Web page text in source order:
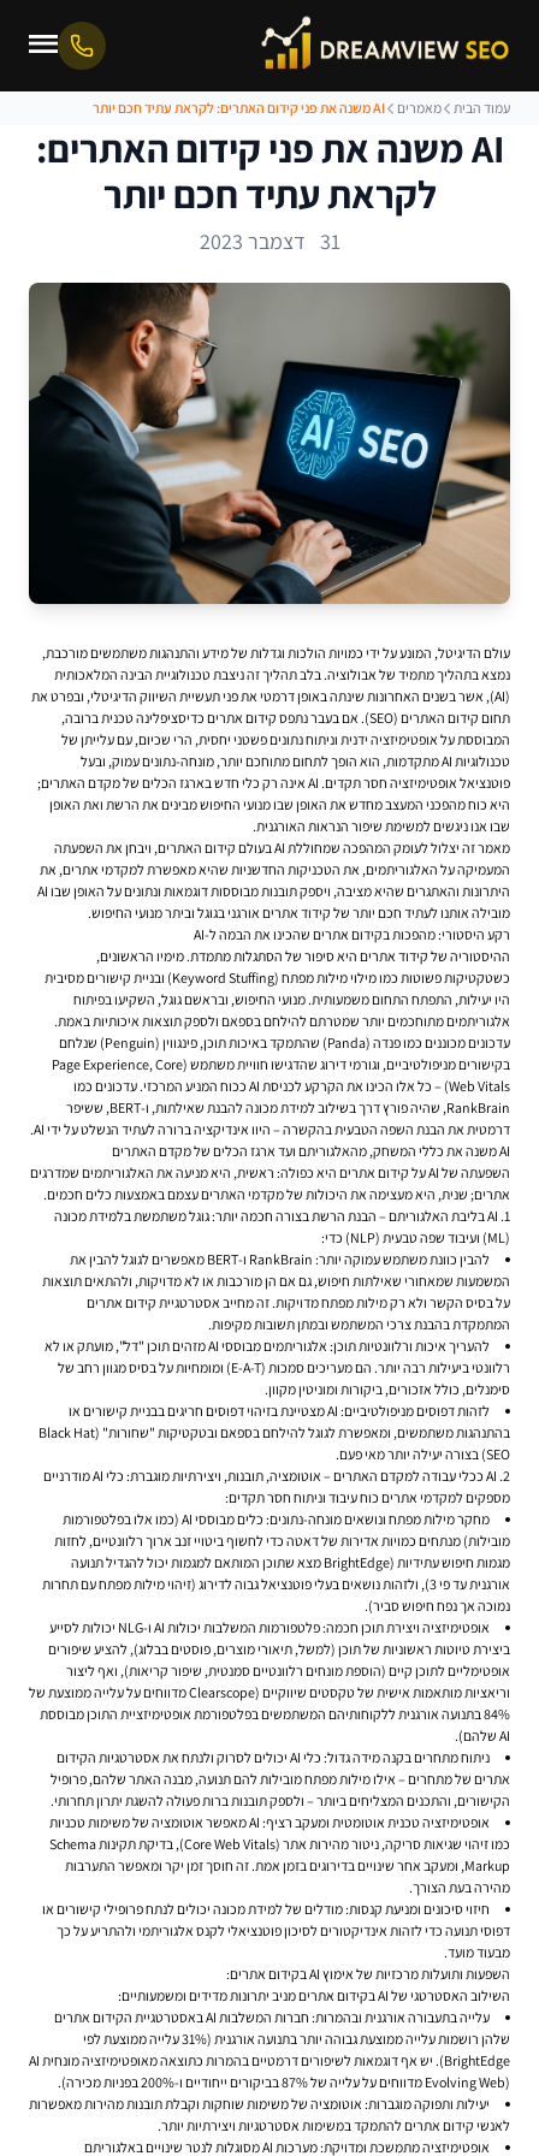
עמוד הבית מאמרים AI משנה את פני קידום האתרים: לקראת עתיד חכם יותר
AI משנה את פני קידום האתרים:
לקראת עתיד חכם יותר
31 דצמבר 2023
עולם הדיגיטל, המונע על ידי כמויות הולכות וגדלות של מידע והתנהגות משתמשים מורכבת,
נמצא בתהליך מתמיד של אבולוציה. בלב תהליך זה ניצבת טכנולוגיית הבינה המלאכותית
(AI)
, אשר בשנים האחרונות שינתה באופן דרמטי את פני תעשיית השיווק הדיגיטלי, ובפרט את
תחום קידום האתרים (SEO) . אם בעבר נתפס קידום אתרים כדיסציפלינה טכנית ברובה,
המבוססת על אופטימיזציה ידנית וניתוח נתונים פשטני יחסית, הרי שכיום, עם עלייתן של
טכנולוגיות AI מתקדמות, הוא הופך לתחום מתוחכם יותר, מונחה-נתונים עמוק, ובעל
פוטנציאל אופטימיזציה חסר תקדים. AI אינה רק כלי חדש בארגז הכלים של מקדם האתרים;
היא כוח מהפכני המעצב מחדש את האופן שבו מנועי החיפוש מבינים את הרשת ואת האופן
שבו אנו ניגשים למשימת שיפור הנראות האורגנית.
מאמר זה יצלול לעומק המהפכה שמחוללת AI בעולם
קידום האתרים, ויבחן את השפעתה
המעמיקה על האלגוריתמים, את הטכניקות החדשניות שהיא מאפשרת למקדמי אתרים, את
היתרונות והאתגרים שהיא מציבה, ויספק תובנות מבוססות דוגמאות ונתונים על האופן שבו AI
מובילה אותנו לעתיד חכם יותר של קידוד אתרים אורגני בגוגל וביתר מנועי החיפוש.
רקע היסטורי: מהפכות בקידום אתרים שהכינו את הבמה ל-AI
ההיסטוריה של קידוד אתרים היא סיפור של הסתגלות מתמדת. מימיו הראשונים,
כשטקטיקות פשוטות כמו מילוי מילות מפתח (Keyword Stuffing) ובניית קישורים מסיבית
היו יעילות, התפתח התחום משמעותית. מנועי החיפוש, ובראשם גוגל, השקיעו בפיתוח
אלגוריתמים מתוחכמים יותר שמטרתם להילחם בספאם ולספק תוצאות איכותיות באמת.
עדכונים מכוננים כמו פנדה (Panda) שהתמקד באיכות תוכן, פינגווין (Penguin) שנלחם
בקישורים מניפולטיביים, וגורמי דירוג שהדגישו חוויית משתמש (Page Experience,Core
Web Vitals
) – כל אלו הכינו את הקרקע לכניסת AI ככוח המניע המרכזי. עדכונים כמו
RankBrain, שהיה פורץ דרך בשילוב למידת מכונה להבנת שאילתות, ו-BERT, ששיפר
דרמטית את הבנת השפה הטבעית בהקשרה – היוו אינדיקציה ברורה לעתיד הנשלט על ידי AI.
AI משנה את כללי המשחק, מהאלגוריתם ועד ארגז הכלים של מקדם האתרים
השפעתה של AI על
קידום אתרים היא כפולה: ראשית, היא מניעה את האלגוריתמים שמדרגים
אתרים; שנית, היא מעצימה את היכולות של מקדמי האתרים עצמם באמצעות כלים חכמים.
1. AI בליבת האלגוריתם – הבנת הרשת בצורה חכמה יותר:
גוגל משתמשת בלמידת מכונה
(ML) ועיבוד שפה טבעית (NLP) כדי:
להבין כוונת משתמש עמוקה יותר:
RankBrain ו-BERT מאפשרים לגוגל להבין את
המשמעות שמאחורי שאילתות חיפוש, גם אם הן מורכבות או לא מדויקות, ולהתאים תוצאות
על בסיס הקשר ולא רק מילות מפתח מדויקות. זה מחייב אסטרטגיית קידום אתרים
המתמקדת בהבנת צרכי המשתמש ובמתן תשובות מקיפות.
להעריך איכות ורלוונטיות תוכן:
אלגוריתמים מבוססי AI מזהים תוכן "דל", מועתק או לא
רלוונטי ביעילות רבה יותר. הם מעריכים סמכות (E-A-T) ומומחיות על בסיס מגוון רחב של
סימנלים, כולל אזכורים, ביקורות ומוניטין מקוון.
לזהות דפוסים מניפולטיביים:
AI מצטיינת בזיהוי דפוסים חריגים בבניית קישורים או
בהתנהגות משתמשים, ומאפשרת לגוגל להילחם בספאם ובטקטיקות "שחורות" (Black Hat
SEO) בצורה יעילה יותר מאי פעם.
2. AI ככלי עבודה למקדם האתרים – אוטומציה, תובנות, ויצירתיות מוגברת:
כלי AI מודרניים
מספקים למקדמי אתרים כוח עיבוד וניתוח חסר תקדים:
מחקר מילות מפתח ונושאים מונחה-נתונים:
כלים מבוססי AI (כמו אלו בפלטפורמות
מובילות) מנתחים כמויות אדירות של דאטה כדי לחשוף ביטויי זנב ארוך רלוונטיים, לחזות
מגמות חיפוש עתידיות (BrightEdge מצא שתוכן המותאם למגמות יכול להגדיל תנועה
אורגנית עד פי 3), ולזהות נושאים בעלי פוטנציאל גבוה לדירוג (זיהוי מילות מפתח עם תחרות
נמוכה אך נפח חיפוש סביר).
אופטימיזציה ויצירת תוכן חכמה:
פלטפורמות המשלבות יכולות AI ו-NLG יכולות לסייע
ביצירת טיוטות ראשוניות של תוכן (למשל, תיאורי מוצרים, פוסטים בבלוג), להציע שיפורים
אופטימליים לתוכן קיים (הוספת מונחים רלוונטיים סמנטית, שיפור קריאות), ואף ליצור
וריאציות מותאמות אישית של טקסטים שיווקיים (Clearscope מדווחים על עלייה ממוצעת של
84% בתנועה אורגנית ללקוחותיהם המשתמשים בפלטפורמת אופטימיזציית התוכן מבוססת
AI שלהם).
ניתוח מתחרים בקנה מידה גדול: כלי AI יכולים לסרוק ולנתח את אסטרטגיות ה
קידום
אתרים של מתחרים – אילו מילות מפתח מובילות להם תנועה, מבנה האתר שלהם, פרופיל
הקישורים, והתכנים המצליחים ביותר – ולספק תובנות ברות פעולה להשגת יתרון תחרותי.
אופטימיזציה טכנית אוטומטית ומעקב רציף:
AI מאפשר אוטומציה של משימות טכניות
כמו זיהוי שגיאות סריקה, ניטור מהירות אתר (Core Web Vitals), בדיקת תקינות Schema
Markup, ומעקב אחר שינויים בדירוגים בזמן אמת. זה חוסך זמן יקר ומאפשר התערבות
מהירה בעת הצורך.
חיזוי סיכונים ומניעת קנסות:מודלים של למידת מכונה יכולים לנתח פרופילי קישורים או
דפוסי תנועה כדי לזהות אינדיקטורים לסיכון פוטנציאלי לקנס אלגוריתמי ולהתריע על כך
מבעוד מועד.
השפעות ותועלות מרכזיות של אימוץ AI בקידום אתרים:
השילוב האסטרטגי של AI ב
קידום אתריםמניב יתרונות מדידים ומשמעותיים:
עלייה בתעבורה אורגנית ובהמרות: חברות המשלבות AI באסטרטגיית ה
קידום אתרים
שלהן רושמות עלייה ממוצעת גבוהה יותר בתנועה אורגנית (31% עלייה ממוצעת לפי
BrightEdge). יש אף דוגמאות לשיפורים דרמטיים בהמרות כתוצאה מאופטימיזציה מונחית AI
(Evolving Web מדווחים על עלייה של 87% בביקורים ייחודיים ו-200% בפניות מכירה).
יעילות ותפוקה מוגברות: אוטומציה של משימות שוחקות וקבלת תובנות מהירות מאפשרות
לאנשי קידום אתריםלהתמקד במשימות אסטרטגיות ויצירתיות יותר.
אופטימיזציה מתמשכת ומדויקת:
מערכות AI מסוגלות לנטר שינויים באלגוריתם